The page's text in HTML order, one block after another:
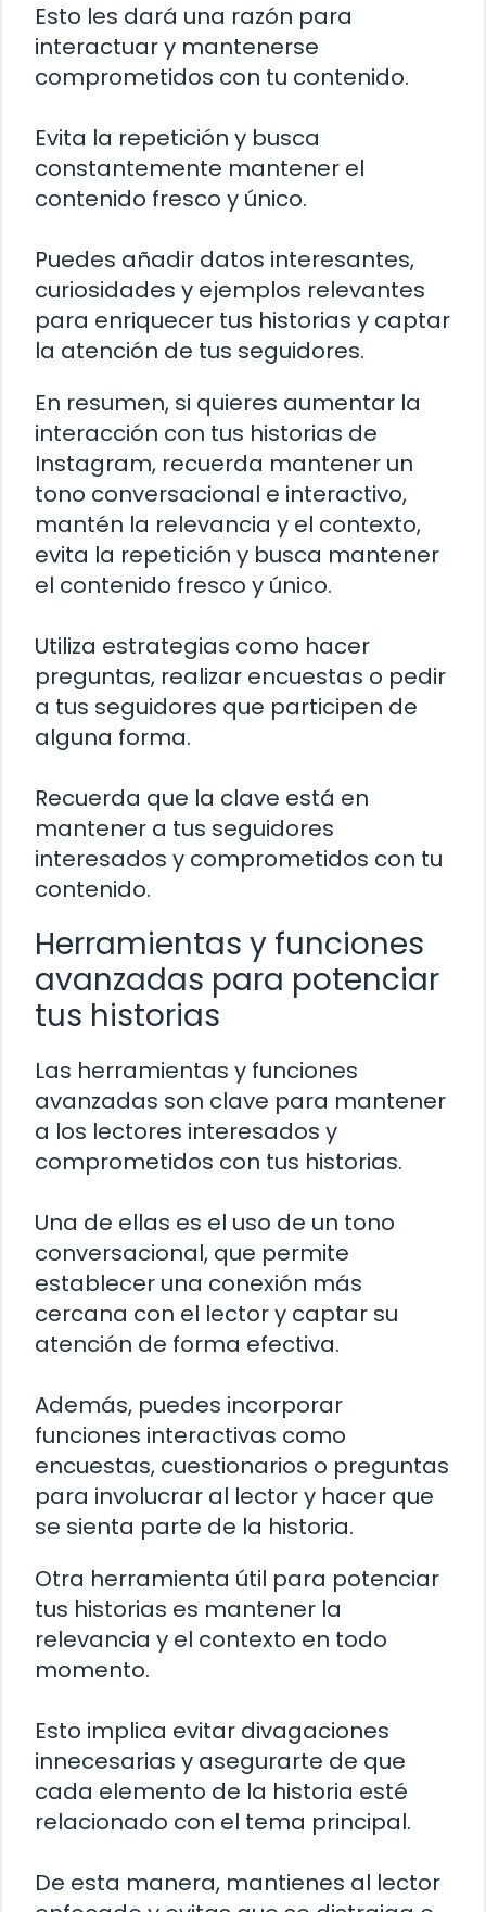
Esto les dará una razón para
interactuar y mantenerse
comprometidos con tu contenido.
Evita la repetición y busca
constantemente mantener el
contenido fresco y único.
Puedes añadir datos interesantes,
curiosidades y ejemplos relevantes
para enriquecer tus historias y captar
la atención de tus seguidores.
En resumen, si quieres aumentar la
interacción con tus historias de
Instagram, recuerda mantener un
tono conversacional e interactivo,
mantén la relevancia y el contexto,
evita la repetición y busca mantener
el contenido fresco y único.
Utiliza estrategias como hacer
preguntas, realizar encuestas o pedir
a tus seguidores que participen de
alguna forma.
Recuerda que la clave está en
mantener a tus seguidores
interesados y comprometidos con tu
contenido.
Herramientas y funciones
avanzadas para potenciar
tus historias
Las herramientas y funciones
avanzadas son clave para mantener
a los lectores interesados y
comprometidos con tus historias.
Una de ellas es el uso de un tono
conversacional, que permite
establecer una conexión más
cercana con el lector y captar su
atención de forma efectiva.
Además, puedes incorporar
funciones interactivas como
encuestas, cuestionarios o preguntas
para involucrar al lector y hacer que
se sienta parte de la historia.
Otra herramienta útil para potenciar
tus historias es mantener la
relevancia y el contexto en todo
momento.
Esto implica evitar divagaciones
innecesarias y asegurarte de que
cada elemento de la historia esté
relacionado con el tema principal.
De esta manera, mantienes al lector